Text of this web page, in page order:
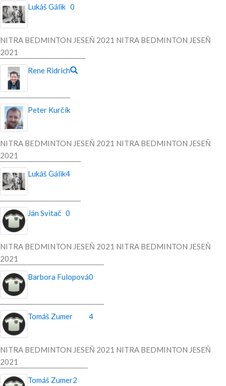
Lukáš Gálik 0
NITRA BEDMINTON JESEŇ 2021 NITRA BEDMINTON JESEŇ
2021
Rene Ridrich
Peter Kurčík
NITRA BEDMINTON JESEŇ 2021 NITRA BEDMINTON JESEŇ
2021
Lukáš Gálik4
Ján Svitač 0
NITRA BEDMINTON JESEŇ 2021 NITRA BEDMINTON JESEŇ
2021
Barbora Fulopová0
Tomáš Zumer 4
NITRA BEDMINTON JESEŇ 2021 NITRA BEDMINTON JESEŇ
2021
Tomáš Zumer2